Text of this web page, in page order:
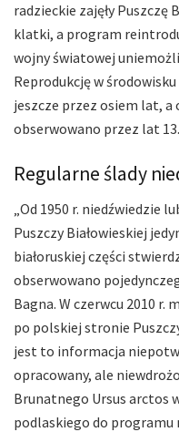
radzieckie zajęły Puszczę
klatki, a program
wojny światowej
Reprodukcję w
jeszcze przez osiem lat, a
obserwowano przez lat 13.
Regularne ślady
„Od 1950 r. niedźwiedzie
Puszczy Białowieskiej
białoruskiej części
obserwowano
Bagna. W czerwcu 2010 r.
po polskiej stronie
jest to informacja
opracowany, ale
Brunatnego Ursus arctos
podlaskiego do